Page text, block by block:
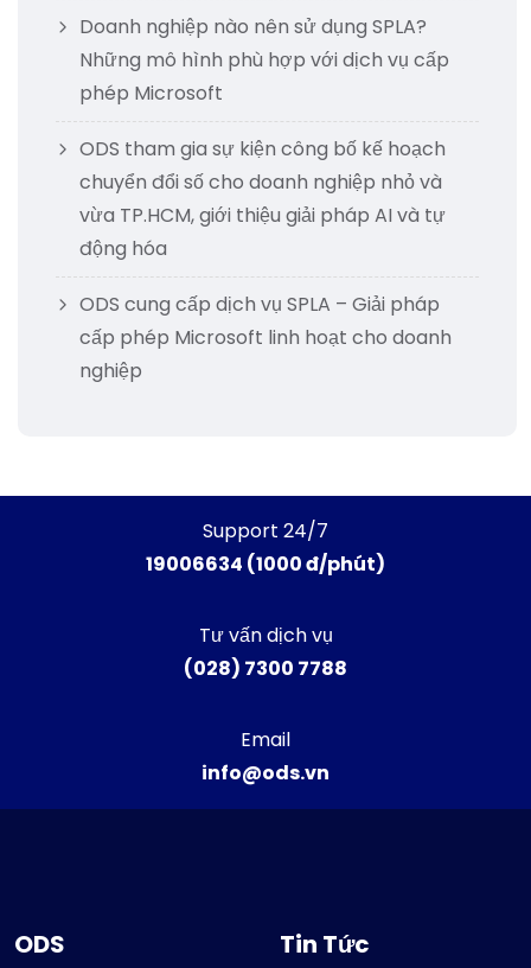
Doanh nghiệp nào nên sử dụng SPLA?
Những mô hình phù hợp với dịch vụ cấp
phép Microsoft
ODS tham gia sự kiện công bố kế hoạch
chuyển đổi số cho doanh nghiệp nhỏ và
vừa TP.HCM, giới thiệu giải pháp AI và tự
động hóa
ODS cung cấp dịch vụ SPLA – Giải pháp
cấp phép Microsoft linh hoạt cho doanh
nghiệp
Support 24/7
19006634 (1000 đ/phút)
Tư vấn dịch vụ
(028) 7300 7788
Email
info@ods.vn
ODS Tin Tức